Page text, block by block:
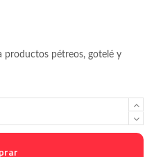
productos pétreos, gotelé y